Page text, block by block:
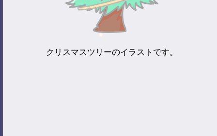
クリスマスツリーのイラストです。